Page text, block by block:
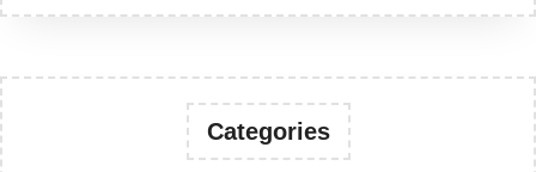
Categories